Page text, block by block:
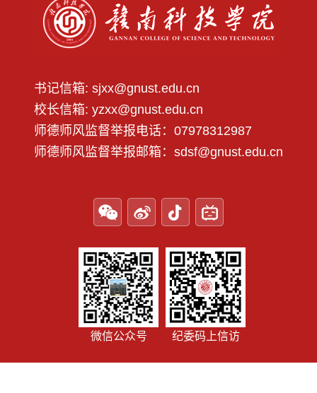
书记信箱: sjxx@gnust.edu.cn
校长信箱: yzxx@gnust.edu.cn
师德师风监督举报电话：07978312987
师德师风监督举报邮箱：sdsf@gnust.edu.cn
微信公众号 纪委码上信访